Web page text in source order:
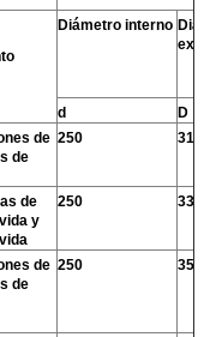
Diámetro interno
d
D
de
de
250 310
de
y
250 330
de
de
250 355